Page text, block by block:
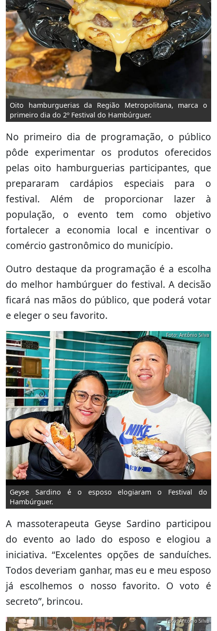
Oito hamburguerias da Região Metropolitana, marca o
primeiro dia do 2º Festival do Hambúrguer.
No primeiro dia de programação, o público
pôde experimentar os produtos oferecidos
pelas oito hamburguerias participantes, que
prepararam cardápios especiais para o
festival. Além de proporcionar lazer à
população, o evento tem como objetivo
fortalecer a economia local e incentivar o
comércio gastronômico do município.
Outro destaque da programação é a escolha
do melhor hambúrguer do festival. A decisão
ficará nas mãos do público, que poderá votar
e eleger o seu favorito.
Geyse Sardino é o esposo elogiaram o Festival do
Hambúrguer.
Foto: Antônio Silva
A massoterapeuta Geyse Sardino participou
do evento ao lado do esposo e elogiou a
iniciativa. “Excelentes opções de sanduíches.
Todos deveriam ganhar, mas eu e meu esposo
já escolhemos o nosso favorito. O voto é
secreto”, brincou.
Foto: Antônio Silva